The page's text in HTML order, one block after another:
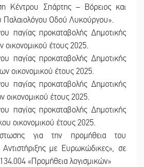
Κέντρου Σπάρτης – Βόρειος και
Παλαιολόγου Οδού Λυκούργου».
παγίας προκαταβολής Δημοτικής
οικονομικού έτους 2025.
παγίας προκαταβολής Δημοτικής
οικονομικού έτους 2025.
παγίας προκαταβολής Δημοτικής
οικονομικού έτους 2025.
παγίας προκαταβολής Δημοτικής
οικονομικού έτους 2025.
για την προμήθεια του
Αντιστήριξης με Ευρωκώδικες», σε
«Προμήθεια λογισμικών»